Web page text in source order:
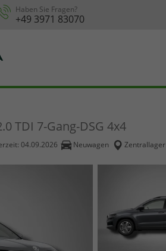
Haben Sie Fragen?
+49 3971 83070
TDI 7-Gang-DSG 4x4
04.09.2026 Neuwagen Zentrallager